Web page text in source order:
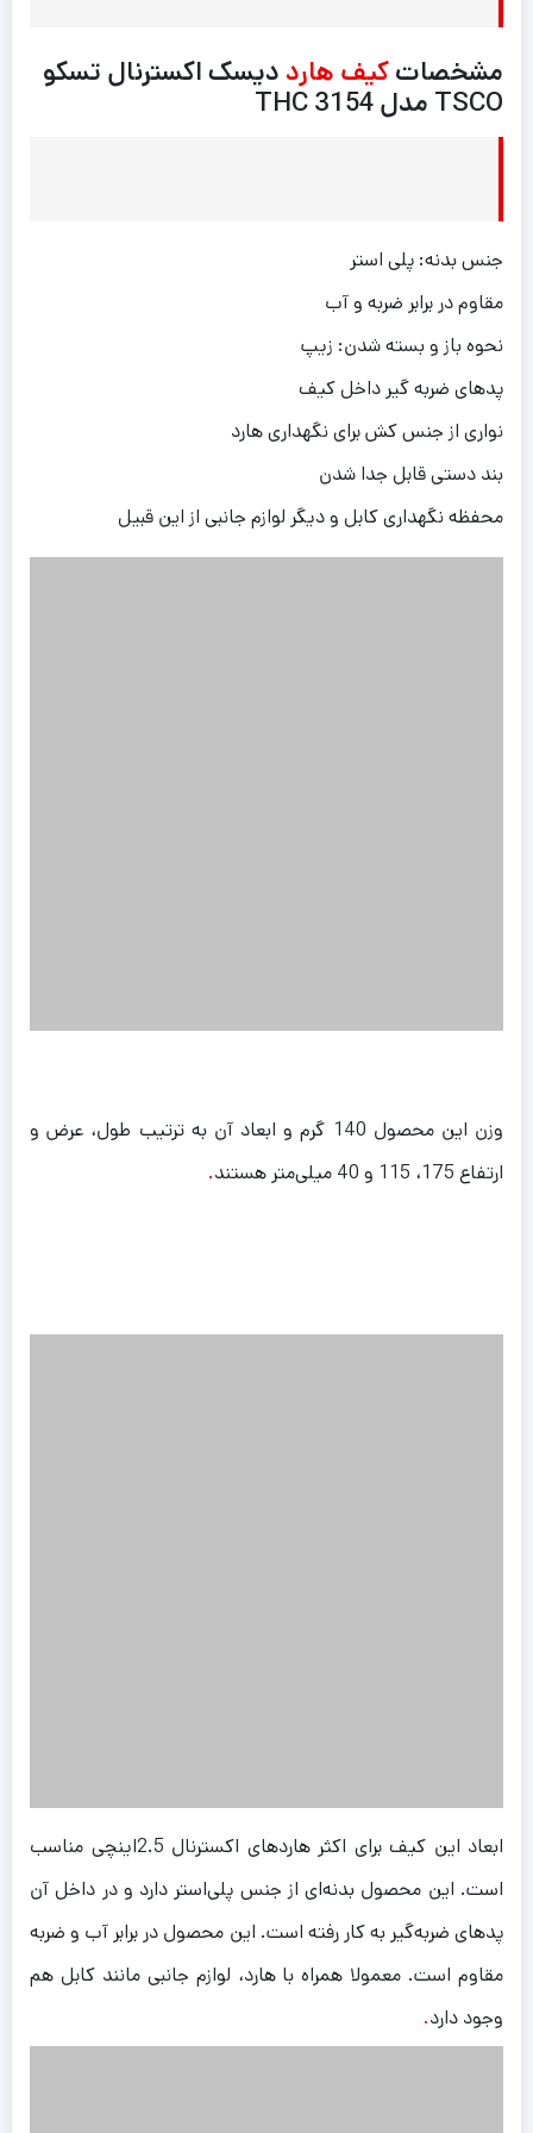
مشخصاتکیف هارد دیسک اکسترنال تسکو
TSCO مدل THC 3154
جنس بدنه: پلی استر
مقاوم در برابر ضربه و آب
نحوه باز و بسته شدن: زیپ
پدهای ضربه گیر داخل کیف
نواری از جنس کش برای نگهداری هارد
بند دستی قابل جدا شدن
محفظه نگهداری کابل و دیگر لوازم جانبی از این قبیل
وزن این محصول 140 گرم و ابعاد آن به ترتیب طول، عرض و
ارتفاع 175، 115 و 40 میلی‌متر هستند
.
ابعاد این کیف برای اکثر هاردهای اکسترنال 2.5اینچی مناسب
است. این محصول بدنه‌ای از جنس پلی‌استر دارد و در داخل آن
پدهای ضربه‌گیر به‌ کار رفته است. این محصول در برابر آب و ضربه
مقاوم است. معمولا همراه با هارد، لوازم جانبی مانند کابل هم
وجود دارد.